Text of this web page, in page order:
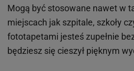
Mogą być stosowane nawet w
miejscach jak szpitale, szkoły
fototapetami jesteś zupełnie
będziesz się cieszył pięknym